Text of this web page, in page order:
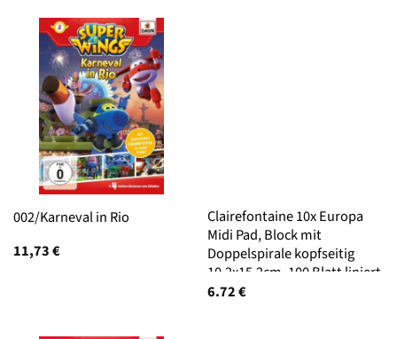
002/Karneval in Rio
11,73€
Clairefontaine 10x Europa
Midi Pad, Block mit
Doppelspirale kopfseitig
10,2x15,2cm, 100 Blatt liniert
- Sortierung A 4935Z
6.72€